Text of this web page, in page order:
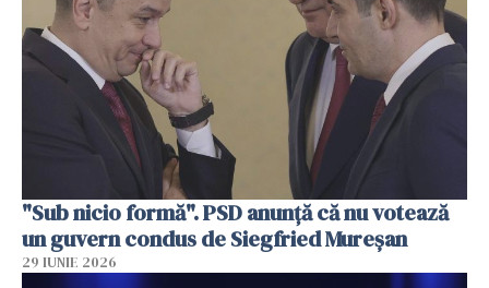
"Sub nicio formă". PSD anunţă că nu votează
un guvern condus de Siegfried Mureşan
29 IUNIE 2026